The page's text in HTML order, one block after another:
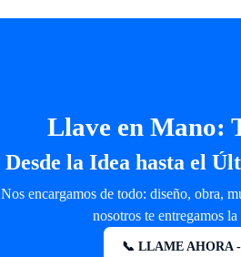
Llave en Mano:
Desde la Idea hasta el
Nos encargamos de todo: diseño, obra,
nosotros te entregamos
📞 LLAME AHORA -